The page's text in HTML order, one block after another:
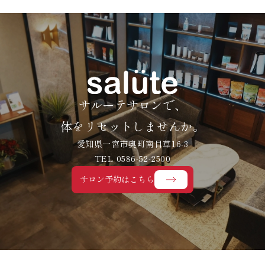
サルーテサロンで、
体をリセットしませんか。
愛知県一宮市奥町南目草16-3
TEL 0586-52-2500
サロン予約はこちら